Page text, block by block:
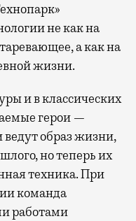
не как на
а как на
жизни.
и в классических
герои —
образ жизни,
но теперь их
техника. При
команда
работами